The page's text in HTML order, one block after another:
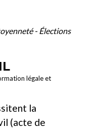
- Élections
légale et
la
(acte de